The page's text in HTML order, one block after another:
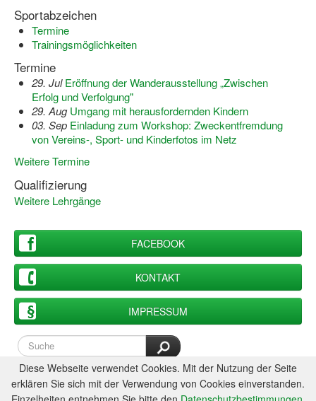
Sportabzeichen
Termine
Trainingsmöglichkeiten
Termine
29. Jul Eröffnung der Wanderausstellung „Zwischen
Erfolg und Verfolgung"
29. Aug Umgang mit herausfordernden Kindern
03. Sep Einladung zum Workshop: Zweckentfremdung
von Vereins-, Sport- und Kinderfotos im Netz
Weitere Termine
Qualifizierung
Weitere Lehrgänge
FACEBOOK
KONTAKT
IMPRESSUM
Diese Webseite verwendet Cookies. Mit der Nutzung der Seite
erklären Sie sich mit der Verwendung von Cookies einverstanden.